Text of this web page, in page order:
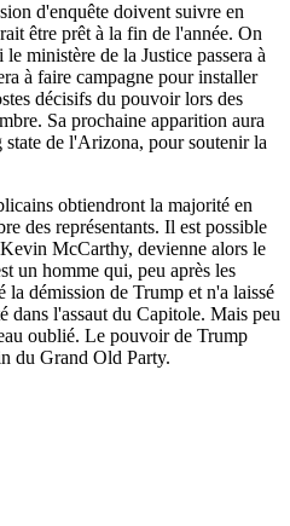
d'enquête doivent suivre en
être prêt à la fin de l'année. On
ministère de la Justice passera à
à faire campagne pour installer
décisifs du pouvoir lors des
Sa prochaine apparition aura
de l'Arizona, pour soutenir la
obtiendront la majorité en
des représentants. Il est possible
McCarthy, devienne alors le
un homme qui, peu après les
la démission de Trump et n'a laissé
dans l'assaut du Capitole. Mais peu
oublié. Le pouvoir de Trump
du Grand Old Party.